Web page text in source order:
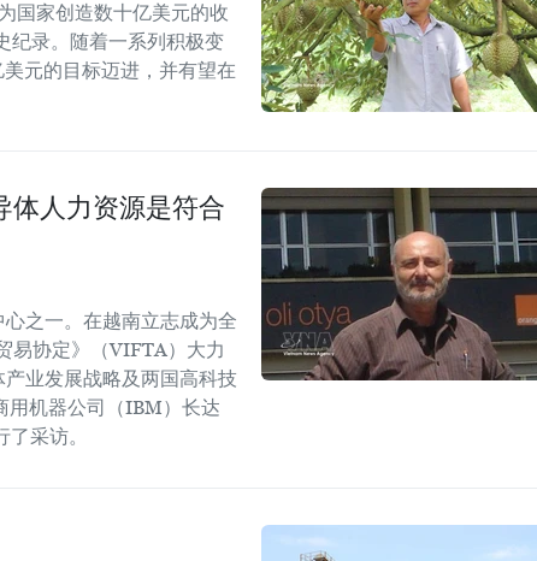
国家创造数十亿美元的收
纪录。随着一系列积极变
元的目标迈进，并有望在
体人力资源是符合
之一。在越南立志成为全
易协定》（VIFTA）大力
业发展战略及两国高科技
用机器公司（IBM）长达
采访。